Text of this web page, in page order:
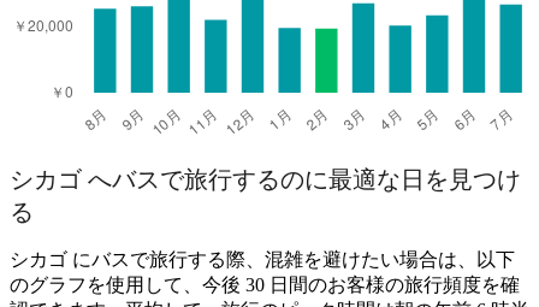
シカゴ へバスで旅行するのに最適な日を見つけ
る
シカゴ にバスで旅行する際、混雑を避けたい場合は、以下
のグラフを使用して、今後 30 日間のお客様の旅行頻度を確